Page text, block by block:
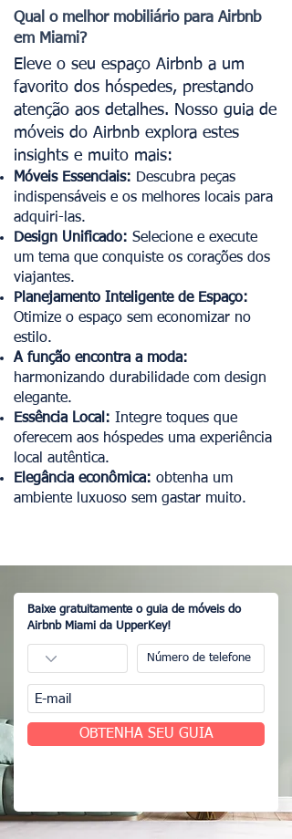
Qual o melhor mobiliário para Airbnb
em Miami?
Eleve o seu espaço Airbnb a um
favorito dos hóspedes, prestando
atenção aos detalhes. Nosso guia de
móveis do Airbnb explora estes
insights e muito mais:
Móveis Essenciais: Descubra peças
indispensáveis e os melhores locais para
adquiri-las.
Design Unificado: Selecione e execute
um tema que conquiste os corações dos
viajantes.
Planejamento Inteligente de Espaço:
Otimize o espaço sem economizar no
estilo.
A função encontra a moda:
harmonizando durabilidade com design
elegante.
Essência Local: Integre toques que
oferecem aos hóspedes uma experiência
local autêntica.
Elegância econômica: obtenha um
ambiente luxuoso sem gastar muito.
Baixe gratuitamente o guia de móveis do
Airbnb Miami da UpperKey!
OBTENHA SEU GUIA